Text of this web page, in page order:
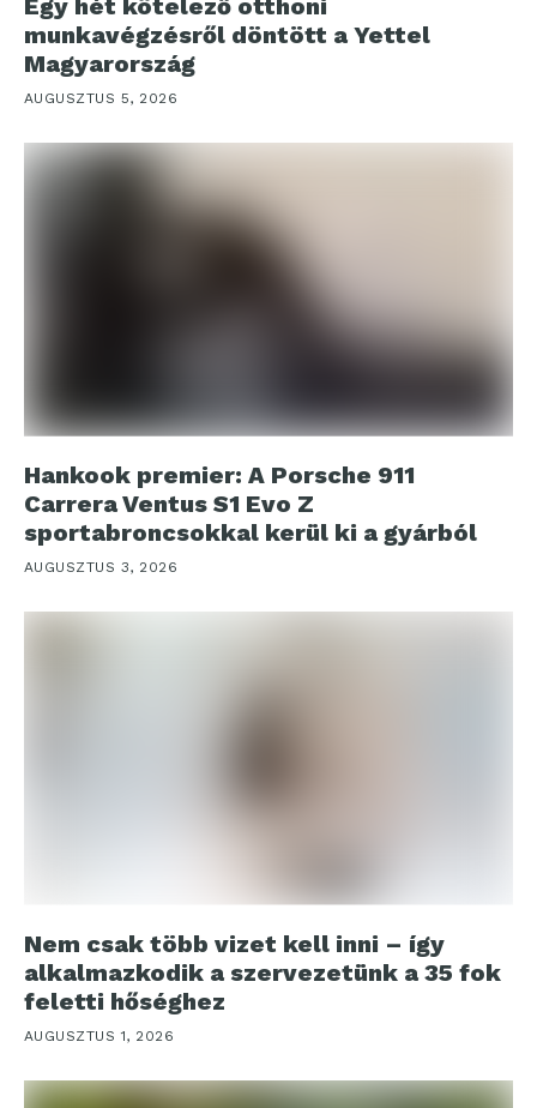
Egy hét kötelező otthoni
munkavégzésről döntött a Yettel
Magyarország
AUGUSZTUS 5, 2026
Hankook premier: A Porsche 911
Carrera Ventus S1 Evo Z
sportabroncsokkal kerül ki a gyárból
AUGUSZTUS 3, 2026
Nem csak több vizet kell inni – így
alkalmazkodik a szervezetünk a 35 fok
feletti hőséghez
AUGUSZTUS 1, 2026